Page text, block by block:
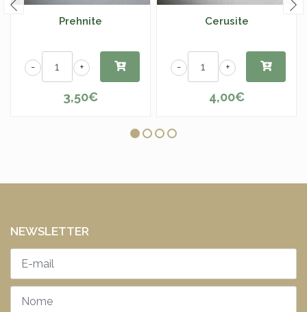
Prehnite
+
-
3,50€
Cerusite
+
-
4,00€
NEWSLETTER